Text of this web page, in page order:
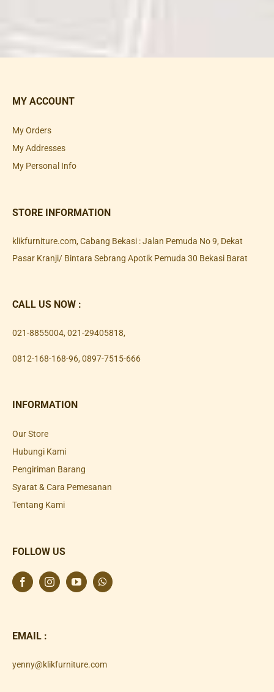
MY ACCOUNT
My Orders
My Addresses
My Personal Info
STORE INFORMATION
klikfurniture.com, Cabang Bekasi : Jalan Pemuda No 9, Dekat
Pasar Kranji/ Bintara Sebrang Apotik Pemuda 30 Bekasi Barat
CALL US NOW :
021-8855004, 021-29405818,
0812-168-168-96, 0897-7515-666
INFORMATION
Our Store
Hubungi Kami
Pengiriman Barang
Syarat & Cara Pemesanan
Tentang Kami
FOLLOW US
EMAIL :
yenny@klikfurniture.com